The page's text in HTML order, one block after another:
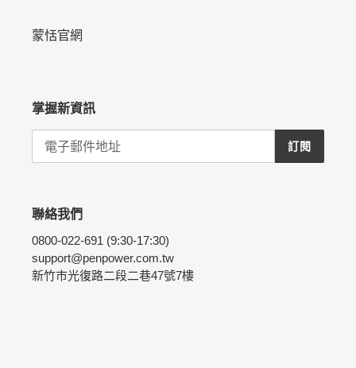
蒙恬官網
掌握新資訊
訂閱
聯絡我們
0800-022-691 (9:30-17:30)
support@penpower.com.tw
新竹市光復路二段二巷47號7樓